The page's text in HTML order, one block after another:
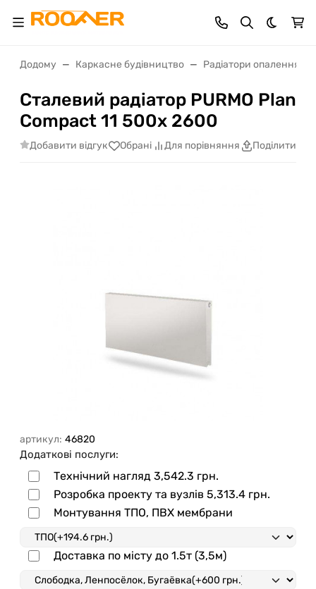
Dark
Додому Каркасне будівництво Радіатори опалення
Сталевий радіатор PURMO Plan
Compact 11 500х 2600
Добавити відгук Обрані Для порівняння Поділитися
артикул: 46820
Додаткові послуги:
Технічний нагляд 3,542.3 грн.
Розробка проекту та вузлів 5,313.4 грн.
Монтування ТПО, ПВХ мембрани
Доставка по місту до 1.5т (3,5м)